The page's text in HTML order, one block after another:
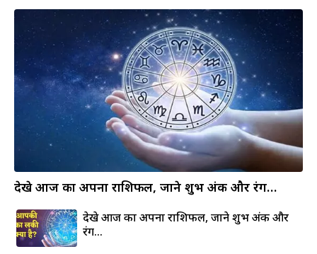
देखे आज का अपना राशिफल, जाने शुभ अंक और रंग…
देखे आज का अपना राशिफल, जाने शुभ अंक और
रंग…